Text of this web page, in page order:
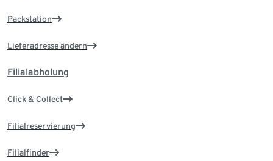
Packstation
Lieferadresse ändern
Filialabholung
Click & Collect
Filialreservierung
Filialfinder